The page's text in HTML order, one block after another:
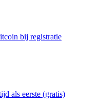
bij registratie
als eerste (gratis)